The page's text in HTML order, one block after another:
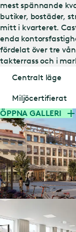
mest spännande
butiker, bostäder,
mitt i kvarteret.
enda
fördelat över tre
takterrass och i
Centralt läge
Miljöcertifierat
ÖPPNA GALLERI